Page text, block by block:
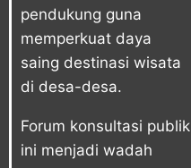
pendukung guna
memperkuat daya
saing destinasi wisata
di desa-desa.
Forum konsultasi publik
ini menjadi wadah